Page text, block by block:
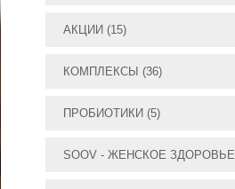
АКЦИИ (15)
КОМПЛЕКСЫ (36)
ПРОБИОТИКИ (5)
SOOV - ЖЕНСКОЕ ЗДОРОВЬЕ